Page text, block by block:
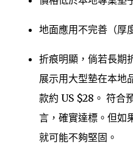
地面應用不完善（厚
折痕明顯，倘若長期
展示用大型墊在本地
款約 US $28。 符合
言，確實達標。但如
就可能不夠堅固。